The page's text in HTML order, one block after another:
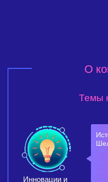
О
Темы
Инновации и